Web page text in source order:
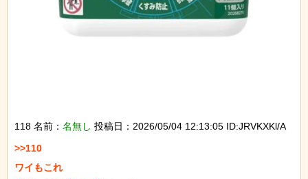
118 名前： 名無し 投稿日：2026/05/04 12:13:05 ID:JRVKXKl/A
>>110
ワイもこれ